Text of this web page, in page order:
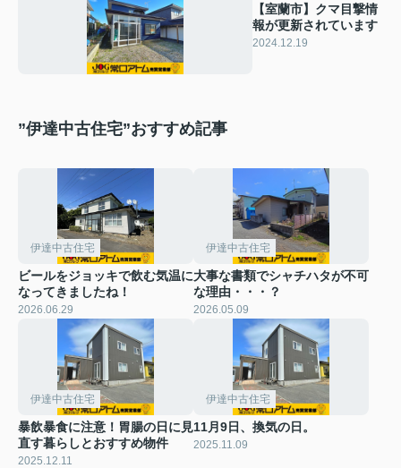
【室蘭市】クマ目撃情
報が更新されています
2024.12.19
”伊達中古住宅”おすすめ記事
伊達中古住宅
ビールをジョッキで飲む気温に
なってきましたね！
2026.06.29
伊達中古住宅
大事な書類でシャチハタが不可
な理由・・・？
2026.05.09
伊達中古住宅
暴飲暴食に注意！胃腸の日に見
直す暮らしとおすすめ物件
2025.12.11
伊達中古住宅
11月9日、換気の日。
2025.11.09